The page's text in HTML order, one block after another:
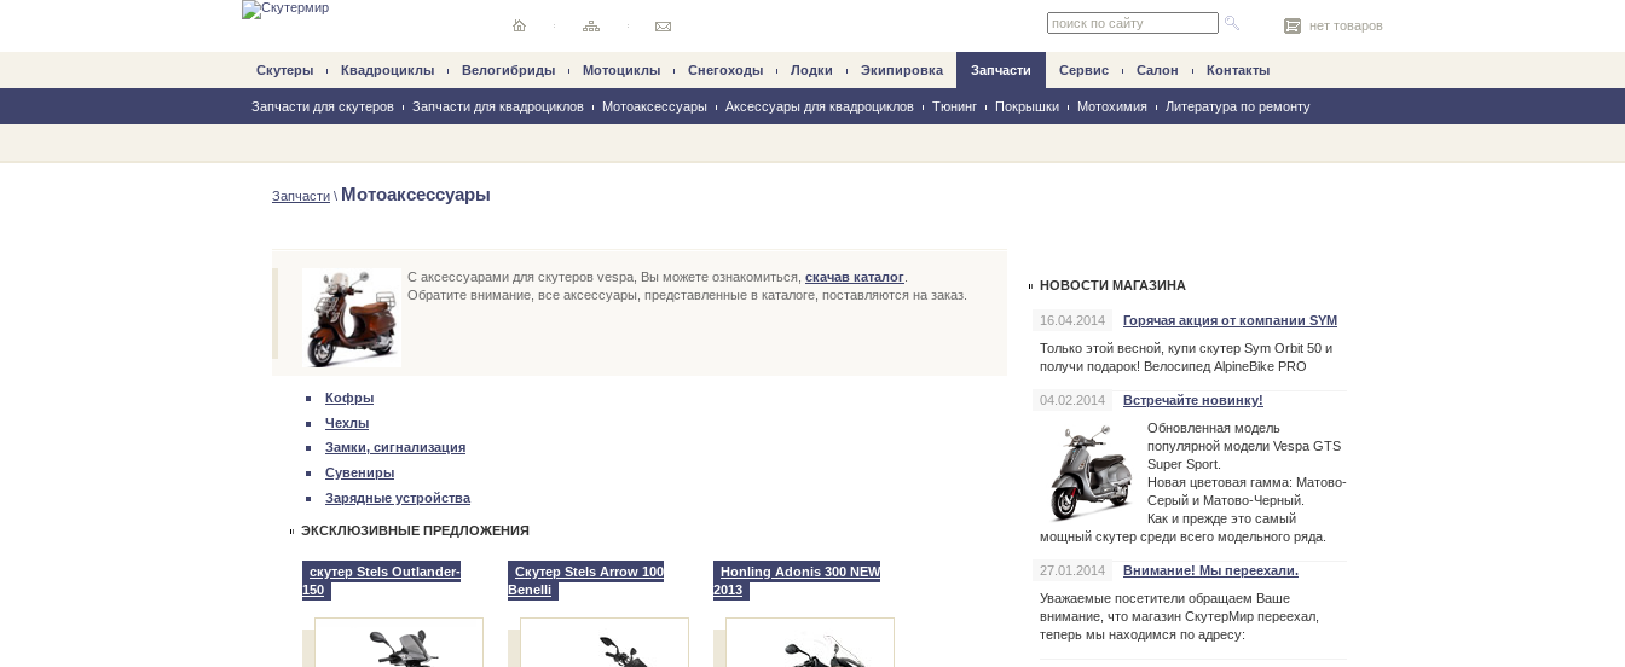
нет товаров
Скутеры Квадроциклы Велогибриды Mотоциклы Снегоходы Лодки Экипировка Запчасти
Запчасти для скутеров Запчасти для квадроциклов Мотоаксессуары Аксессуары для квадроциклов Тюнинг Покрышки Мотохимия Литература по ремонту
Сервис Салон Контакты
Запчасти \ Мотоаксессуары
НОВОСТИ МАГАЗИНА
16.04.2014
Горячая акция от компании SYM
Только этой весной, купи скутер Sym Orbit 50 и
получи подарок! Велосипед AlpineBike PRO
04.02.2014
Встречайте новинку!
Обновленная модель
популярной модели Vespa GTS
Super Sport.
Новая цветовая гамма: Матово-
Серый и Матово-Черный.
Как и прежде это самый
мощный скутер среди всего модельного ряда.
27.01.2014
Внимание! Мы переехали.
Уважаемые посетители обращаем Ваше
внимание, что магазин СкутерМир переехал,
теперь мы находимся по адресу:
С аксессуарами для скутеров vespa, Вы можете ознакомиться, скачав каталог
Обратите внимание, все аксессуары, представленные в каталоге, поставляются на заказ.
Кофры
Чехлы
Замки, сигнализация
Сувениры
Зарядные устройства
ЭКСКЛЮЗИВНЫЕ ПРЕДЛОЖЕНИЯ
скутер Stels Outlander-
150
Скутер Stels Arrow 100
Benelli
Honling Adonis 300 NEW
2013